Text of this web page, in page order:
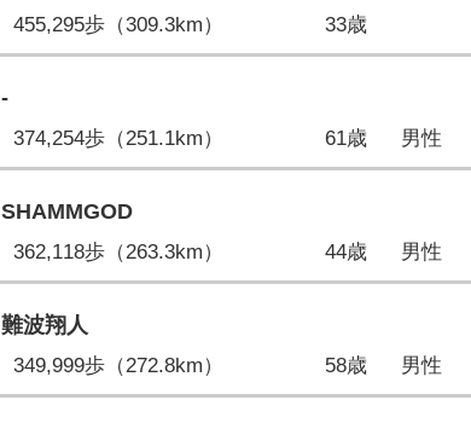
455,295歩（309.3km） 33歳
-
374,254歩（251.1km） 61歳 男性
SHAMMGOD
362,118歩（263.3km） 44歳 男性
難波翔人
349,999歩（272.8km） 58歳 男性